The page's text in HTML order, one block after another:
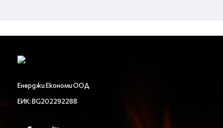
Енерджи Економи ООД
ЕИК: BG202292288